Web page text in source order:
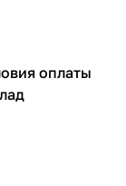
оплаты